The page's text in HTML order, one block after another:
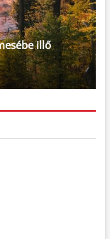
illő